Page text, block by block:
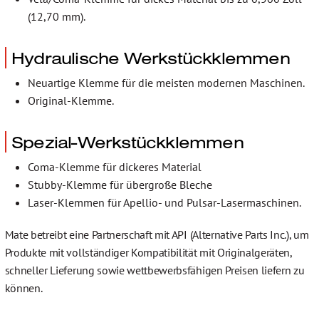
(12,70 mm).
Hydraulische Werkstückklemmen
Neuartige Klemme für die meisten modernen Maschinen.
Original-Klemme.
Spezial-Werkstückklemmen
Coma-Klemme für dickeres Material
Stubby-Klemme für übergroße Bleche
Laser-Klemmen für Apellio- und Pulsar-Lasermaschinen.
Mate betreibt eine Partnerschaft mit API (Alternative Parts Inc.), um
Produkte mit vollständiger Kompatibilität mit Originalgeräten,
schneller Lieferung sowie wettbewerbsfähigen Preisen liefern zu
können.